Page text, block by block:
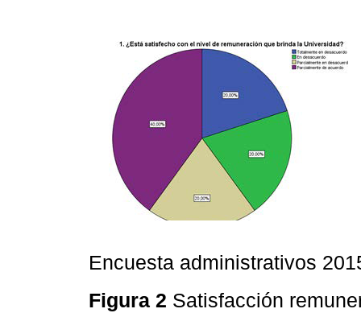
Encuesta administrativos
Figura 2 Satisfacción